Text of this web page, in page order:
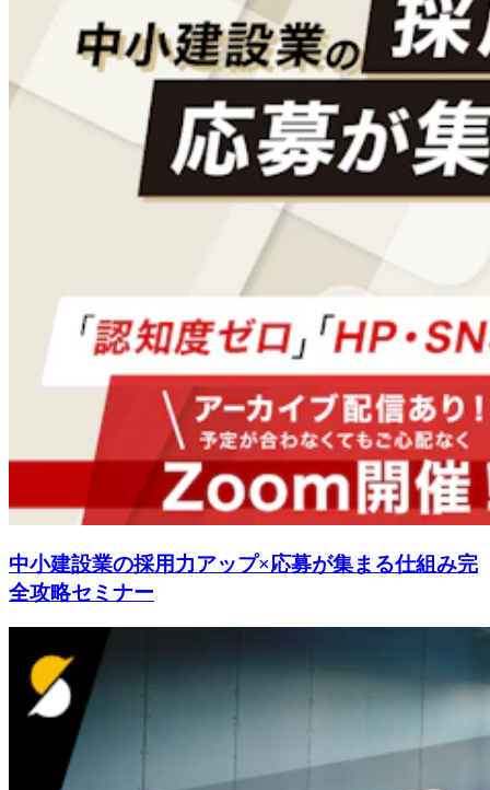
中小建設業の採用力アップ×応募が集まる仕組み完
全攻略セミナー